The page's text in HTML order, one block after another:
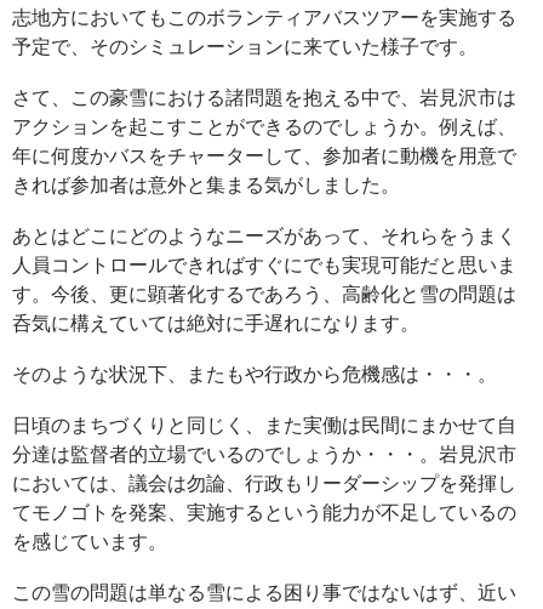
志地方においてもこのボランティアバスツアーを実施する
予定で、そのシミュレーションに来ていた様子です。
さて、この豪雪における諸問題を抱える中で、岩見沢市は
アクションを起こすことができるのでしょうか。例えば、
年に何度かバスをチャーターして、参加者に動機を用意で
きれば参加者は意外と集まる気がしました。
あとはどこにどのようなニーズがあって、それらをうまく
人員コントロールできればすぐにでも実現可能だと思いま
す。今後、更に顕著化するであろう、高齢化と雪の問題は
呑気に構えていては絶対に手遅れになります。
そのような状況下、またもや行政から危機感は・・・。
日頃のまちづくりと同じく、また実働は民間にまかせて自
分達は監督者的立場でいるのでしょうか・・・。岩見沢市
においては、議会は勿論、行政もリーダーシップを発揮し
てモノゴトを発案、実施するという能力が不足しているの
を感じています。
この雪の問題は単なる雪による困り事ではないはず、近い